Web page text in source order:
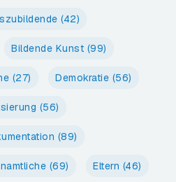
(42)
Bildende Kunst (99)
(27) Demokratie (56)
(56)
(89)
(69) Eltern (46)